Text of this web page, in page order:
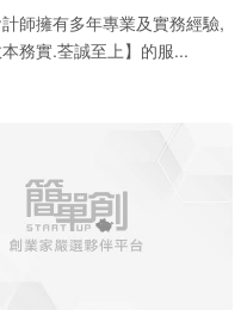
師擁有多年專業及實務經驗,
務實.荃誠至上】的服...